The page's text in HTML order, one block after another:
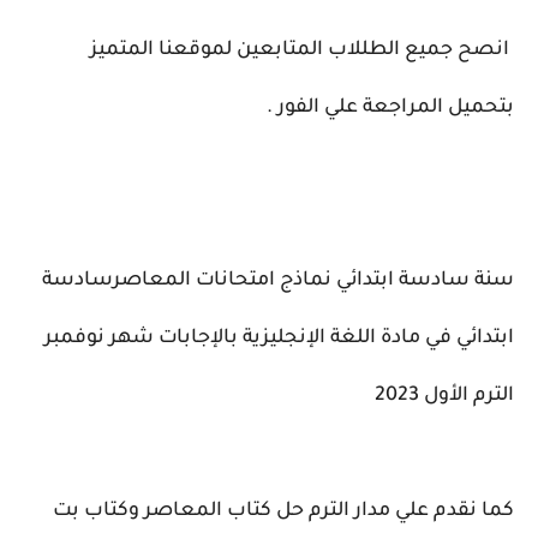
انصح جميع الطللاب المتابعين لموقعنا المتميز
بتحميل المراجعة علي الفور .
سنة سادسة ابتدائي نماذج امتحانات المعاصرسادسة
ابتدائي في مادة اللغة الإنجليزية بالإجابات شهر نوفمبر
الترم الأول 2023
كما نقدم علي مدار الترم حل كتاب المعاصر وكتاب بت